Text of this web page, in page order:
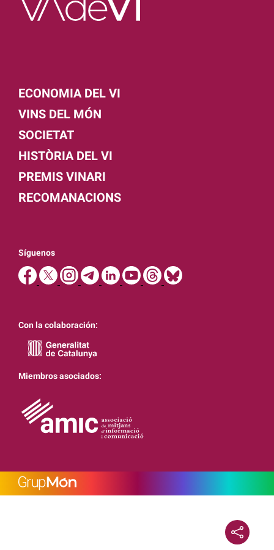
ECONOMIA DEL VI
VINS DEL MÓN
SOCIETAT
HISTÒRIA DEL VI
PREMIS VINARI
RECOMANACIONS
Síguenos
Con la colaboración:
Miembros asociados: